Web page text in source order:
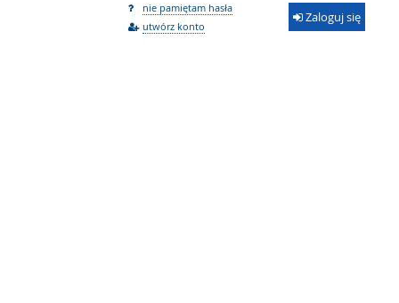
nie pamiętam hasła
utwórz konto
Zaloguj się